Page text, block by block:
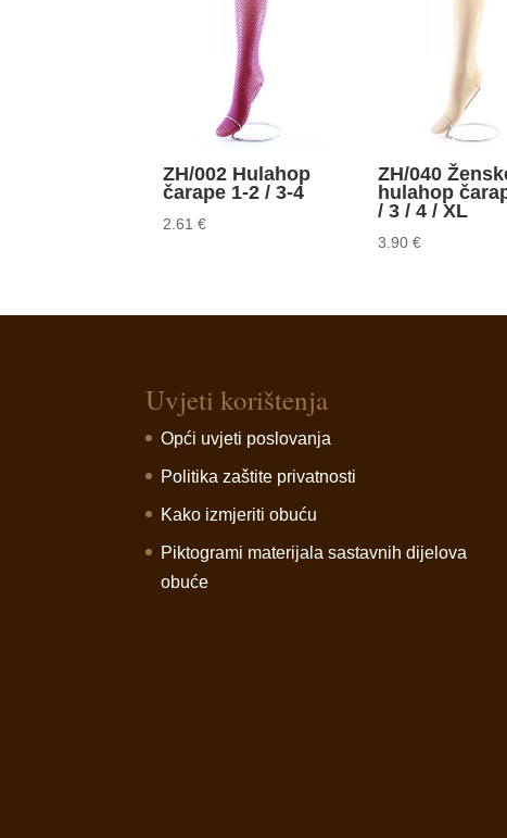
ZH/002 Hulahop
čarape 1-2 / 3-4
2.61€
ZH/040
hulahop
/ 3 / 4 / XL
3.90€
Uvjeti korištenja
Opći uvjeti poslovanja
Politika zaštite privatnosti
Kako izmjeriti obuću
Piktogrami materijala sastavnih dijelova
obuće